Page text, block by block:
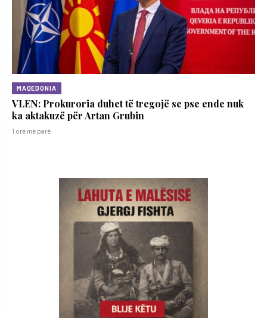
MAQEDONIA
VLEN: Prokuroria duhet të tregojë se pse ende nuk
ka aktakuzë për Artan Grubin
1 orë më parë